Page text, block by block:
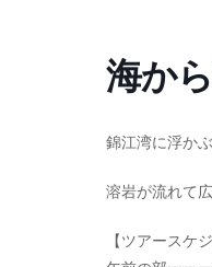
海か
錦江湾に浮か
溶岩が流れて
【ツアースケ